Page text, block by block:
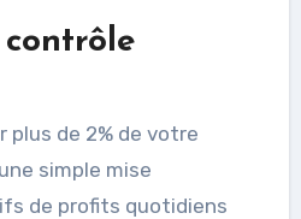
plus de 2% de votre
simple mise
de profits quotidiens